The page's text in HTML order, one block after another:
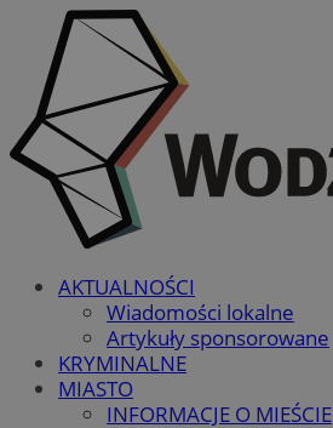
AKTUALNOŚCI
Wiadomości lokalne
Artykuły sponsorowane
KRYMINALNE
MIASTO
INFORMACJE O MIEŚCIE